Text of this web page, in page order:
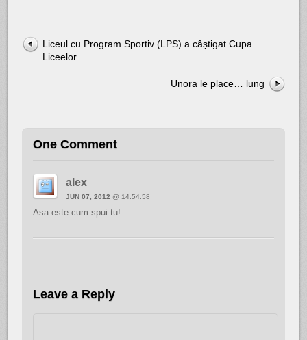
Liceul cu Program Sportiv (LPS) a câștigat Cupa
Liceelor
Unora le place… lung
One Comment
alex
JUN 07, 2012 @ 14:54:58
Asa este cum spui tu!
Leave a Reply